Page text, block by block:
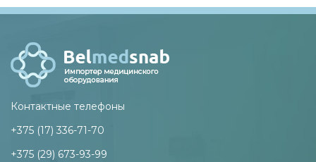
Контактные телефоны
+375 (17) 336-71-70
+375 (29) 673-93-99